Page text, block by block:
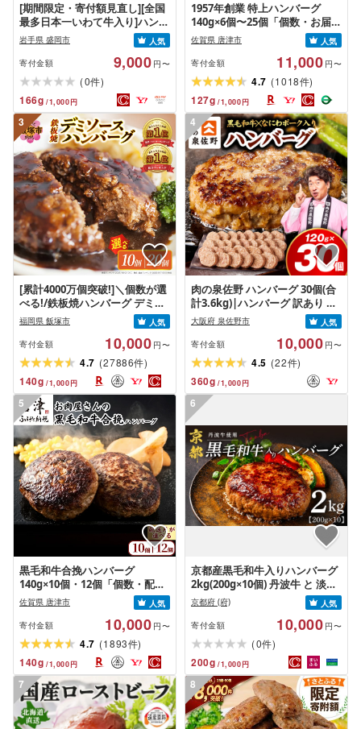
[期間限定・寄付額見直し][全国
最多日本一いわて牛入り]ハンバ
ーグ 1.5kg(150g×10個) いわて
牛 × 岩中豚 ハンバーグ 合挽き
合い挽き 黒毛和牛 人気 冷凍 個
包装 小分け 冷凍 牛肉 豚肉 和牛
ビーフ ポーク はんばーぐ 挽肉
お肉 ミンチ 肉 お弁当 hannba-
gu ランキング 1位 1万円以下 岩
手県 盛岡市 東北 岩手 盛岡
shikoku001k
岩手県 盛岡市
人気
寄付金額
9,000 円〜
(0件)
166g /1,000円
1957年創業 特上ハンバーグ
140g×6個〜25個「個数・お届け
月を選べる!」「唐津バーグ」商
標登録済!! 冷凍真空パック ハン
バーグ 惣菜 冷凍 ギフト 国産 個
包装 焼くだけ 牛 豚 合挽き
「2026年 令和8年」
佐賀県 唐津市
人気
寄付金額
11,000 円〜
4.7 (1018件)
127g /1,000円
3
[累計4000万個突破!]＼個数が選
べる!/鉄板焼ハンバーグ デミソ
ース 10個〜20個 温めるだけ 福
岡 飯塚 冷凍 小分け 大容量 ハン
バーグ 肉 牛 簡単調理 特製 湯煎
人気 お試し
福岡県 飯塚市
人気
寄付金額
10,000 円〜
4.7 (27886件)
140g /1,000円
4
肉の泉佐野 ハンバーグ 30個(合
計3.6kg)|ハンバーグ 訳あり 黒
毛和牛×なにわポーク
大阪府 泉佐野市
人気
寄付金額
10,000 円〜
4.5 (22件)
360g /1,000円
5
黒毛和牛合挽ハンバーグ
140g×10個・12個「個数・配送
月選べる!」個別真空 惣菜 ギフ
ト 国産 黒毛和牛 牛 豚 合挽き 生
ハンバーグ 冷凍 個包装 焼くだ
け 小分け「2026年 令和8年」
佐賀県 唐津市
人気
寄付金額
10,000 円〜
4.7 (1893件)
140g /1,000円
6
京都産黒毛和牛入りハンバーグ
2kg(200g×10個) 丹波牛 と 淡路
島産 玉ねぎ 使用 黒毛和牛 ハン
バーグ 人気 合い挽き 冷凍ハン
バーグ 京都 個包装 小分け はん
ばーぐ 合挽き 冷凍 ふるさと納
税 ランキング 牛肉 豚肉 和牛 ビ
ーフ ポーク リピーター はんば
ーぐ 挽肉 hannba-gu お肉 に
く ミンチ 肉 お弁当 たんば 京 丹
波 京都府 1万円以下 10000
10000円
京都府 (府)
人気
寄付金額
10,000 円〜
(0件)
200g /1,000円
7 8